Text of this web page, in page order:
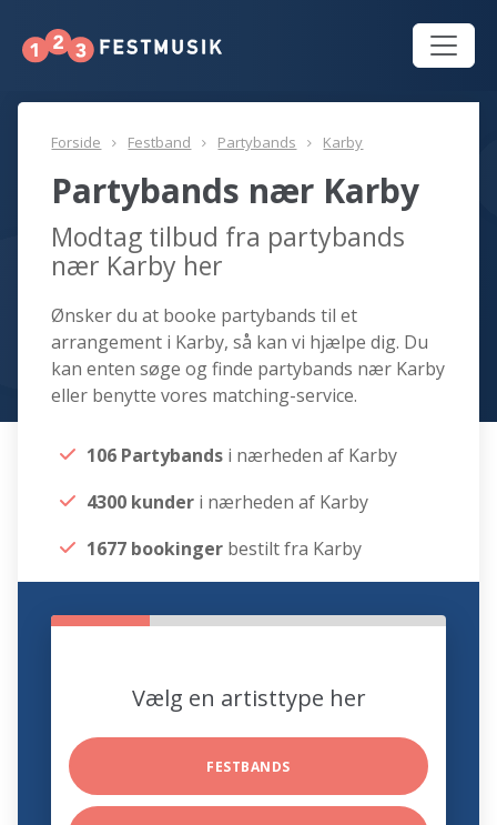
Forside Festband Partybands Karby
Partybands nær Karby
Modtag tilbud fra partybands
nær Karby her
Ønsker du at booke partybands til et
arrangement i Karby, så kan vi hjælpe dig. Du
kan enten søge og finde partybands nær Karby
eller benytte vores matching-service.
106 Partybands i nærheden af Karby
4300 kunder i nærheden af Karby
1677 bookinger bestilt fra Karby
Vælg en artisttype her
FESTBANDS